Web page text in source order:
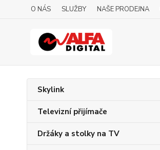
O NÁS SLUŽBY NAŠE PRODEJNA
Skylink
Televizní přijímače
Držáky a stolky na TV